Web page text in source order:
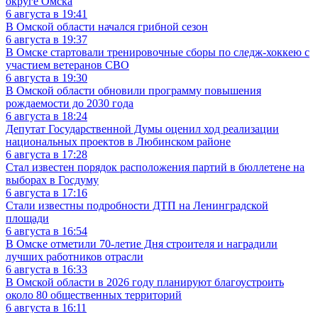
6 августа в 19:41
В Омской области начался грибной сезон
6 августа в 19:37
В Омске стартовали тренировочные сборы по следж-хоккею с
участием ветеранов СВО
6 августа в 19:30
В Омской области обновили программу повышения
рождаемости до 2030 года
6 августа в 18:24
Депутат Государственной Думы оценил ход реализации
национальных проектов в Любинском районе
6 августа в 17:28
Стал известен порядок расположения партий в бюллетене на
выборах в Госдуму
6 августа в 17:16
Стали известны подробности ДТП на Ленинградской
площади
6 августа в 16:54
В Омске отметили 70-летие Дня строителя и наградили
лучших работников отрасли
6 августа в 16:33
В Омской области в 2026 году планируют благоустроить
около 80 общественных территорий
6 августа в 16:11